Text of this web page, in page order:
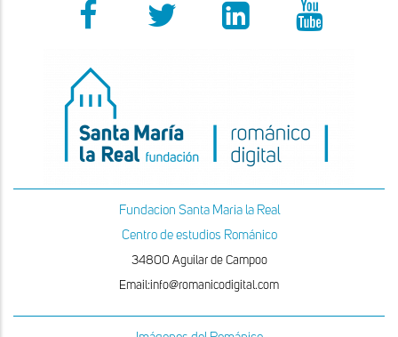
Fundacion Santa Maria la Real
Centro de estudios Románico
34800 Aguilar de Campoo
Email:info@romanicodigital.com